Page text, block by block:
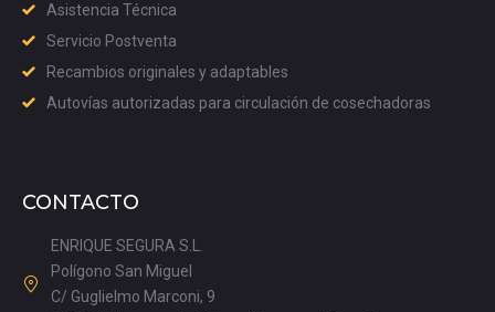
Asistencia Técnica
Servicio Postventa
Recambios originales y adaptables
Autovías autorizadas para circulación de cosechadoras
CONTACTO
ENRIQUE SEGURA S.L.
Polígono San Miguel
C/ Guglielmo Marconi, 9